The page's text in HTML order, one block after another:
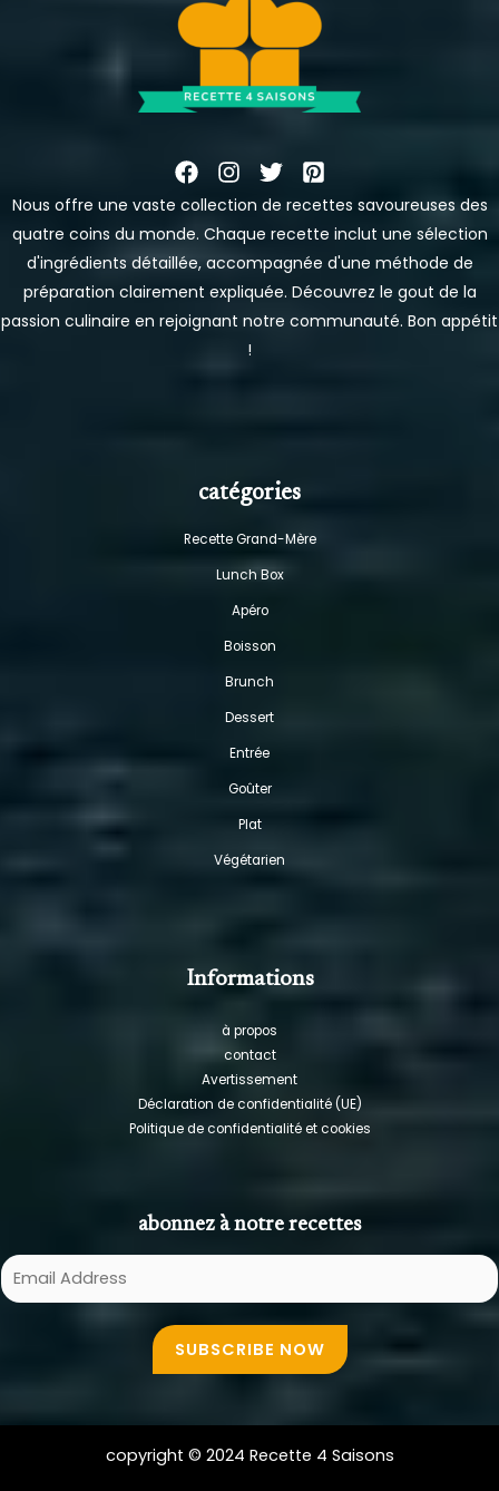
Nous offre une vaste collection de recettes savoureuses des
quatre coins du monde. Chaque recette inclut une sélection
d'ingrédients détaillée, accompagnée d'une méthode de
préparation clairement expliquée. Découvrez le gout de la
passion culinaire en rejoignant notre communauté. Bon appétit
!
catégories
Recette Grand-Mère
Lunch Box
Apéro
Boisson
Brunch
Dessert
Entrée
Goûter
Plat
Végétarien
Informations
à propos
contact
Avertissement
Déclaration de confidentialité (UE)
Politique de confidentialité et cookies
abonnez à notre recettes
E
m
SUBSCRIBE NOW
copyright © 2024 Recette 4 Saisons